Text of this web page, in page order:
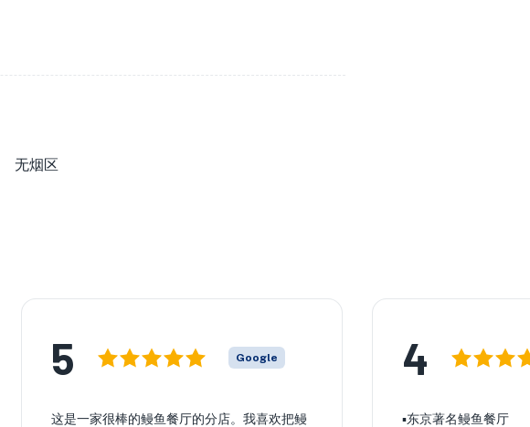
无烟区
5 Google
这是一家很棒的鳗鱼餐厅的分店。我喜欢把鳗
4
▪️东京著名鳗鱼餐厅